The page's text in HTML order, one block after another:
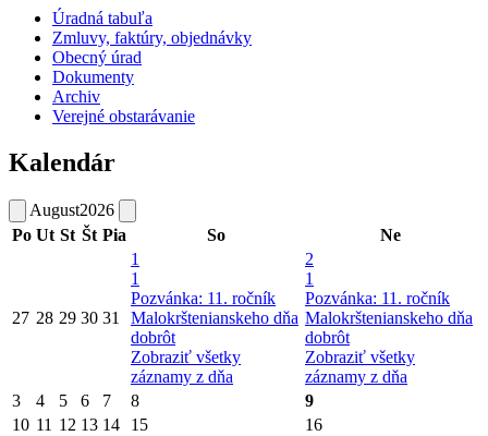
Úradná tabuľa
Zmluvy, faktúry, objednávky
Obecný úrad
Dokumenty
Archiv
Verejné obstarávanie
Kalendár
August2026
Po Ut St Št Pia So Ne
27 28 29 30 31
1
1
Pozvánka: 11. ročník
Malokrštenianskeho dňa
dobrôt
Zobraziť všetky
záznamy z dňa
2
1
Pozvánka: 11. ročník
Malokrštenianskeho dňa
dobrôt
Zobraziť všetky
záznamy z dňa
3
4 5 6 7 8
9
10 11 12 13 14 15
16